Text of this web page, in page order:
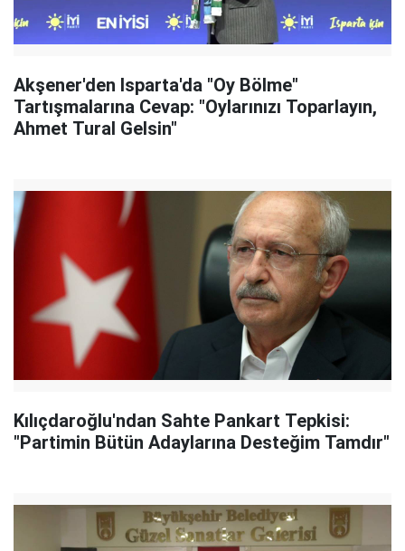
Akşener'den Isparta'da "Oy Bölme"
Tartışmalarına Cevap: "Oylarınızı Toparlayın,
Ahmet Tural Gelsin"
Kılıçdaroğlu'ndan Sahte Pankart Tepkisi:
"Partimin Bütün Adaylarına Desteğim Tamdır"